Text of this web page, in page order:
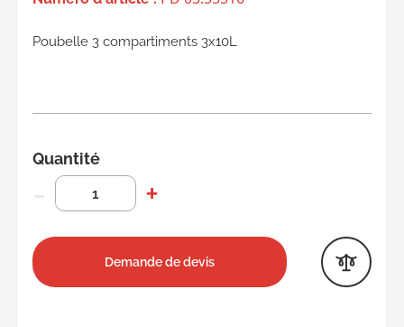
Poubelle 3 compartiments 3x10L
Quantité
Demande de devis